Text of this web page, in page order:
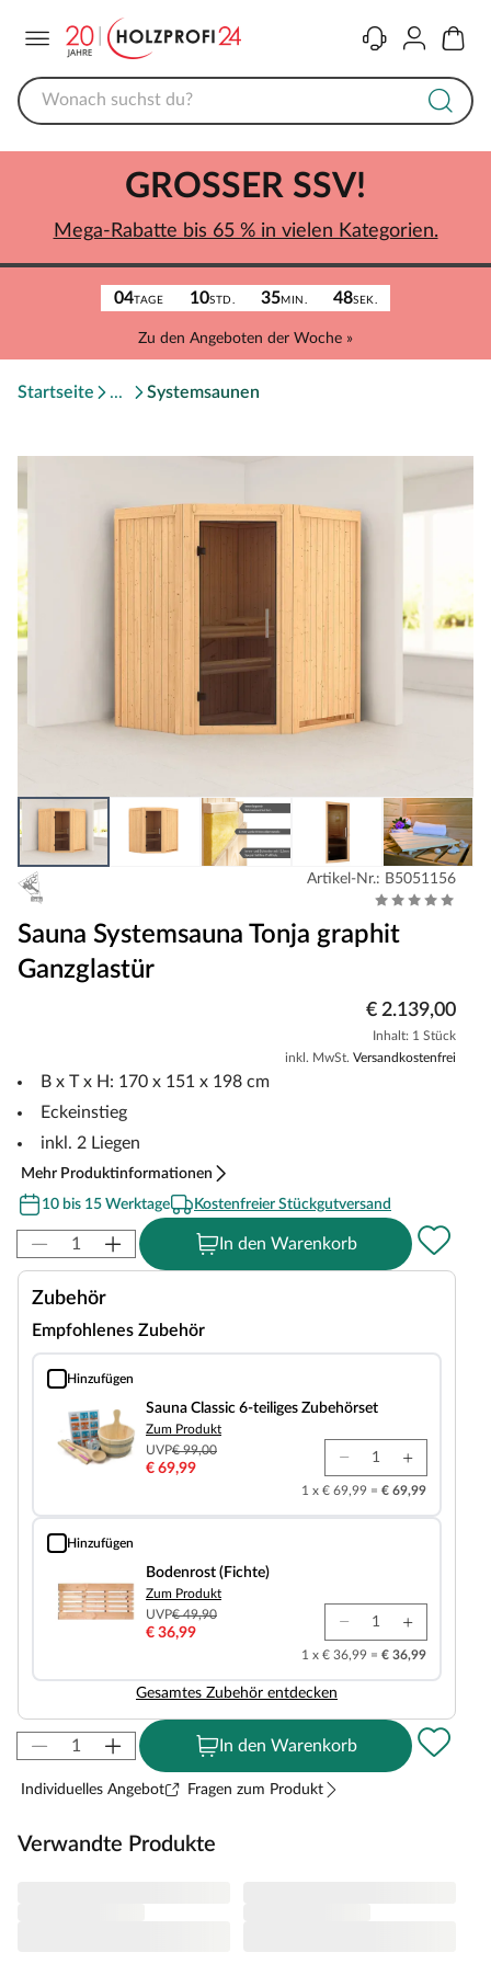
KontaktKonto
04TAGE 10STD. 35MIN. 48SEK.
Zu den Angeboten der Woche »
GROSSER SSV!
Mega-Rabatte bis 65 % in vielen Kategorien.
Startseite Systemsaunen
Artikel-Nr.: B5051156
Sauna Systemsauna Tonja graphit
Ganzglastür
€ 2.139,00
Inhalt: 1 Stück
inkl. MwSt. Versandkostenfrei
B x T x H: 170 x 151 x 198 cm
Eckeinstieg
inkl. 2 Liegen
Mehr Produktinformationen
10 bis 15 Werktage
Kostenfreier Stückgutversand
In den Warenkorb
Zubehör
Empfohlenes Zubehör
Hinzufügen
Sauna Classic 6-teiliges Zubehörset
Sauna Classic 6-teiliges Zubehörset
Zum Produkt
UVP€ 99,00
€ 69,99
1 x € 69,99 = € 69,99
Hinzufügen
Bodenrost (Fichte)
Bodenrost (Fichte)
Zum Produkt
UVP€ 49,90
€ 36,99
1 x € 36,99 = € 36,99
Gesamtes Zubehör entdecken
In den Warenkorb
Individuelles Angebot Fragen zum Produkt
Verwandte Produkte